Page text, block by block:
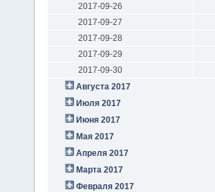
2017-09-26
2017-09-27
2017-09-28
2017-09-29
2017-09-30
Августа 2017
Июля 2017
Июня 2017
Мая 2017
Апреля 2017
Марта 2017
Февраля 2017